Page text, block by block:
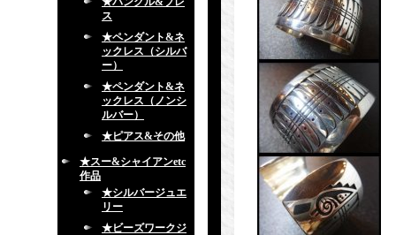
ス
★ペンダント&ネ
ックレス（シルバ
ー）
★ペンダント&ネ
ックレス（ノンシ
ルバー）
★ピアス&その他
★スー&シャイアンetc
作品
★シルバージュエ
リー
★ビーズワークジ